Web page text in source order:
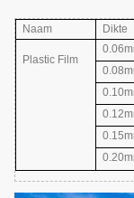
Naam Dikte
Plastic Film